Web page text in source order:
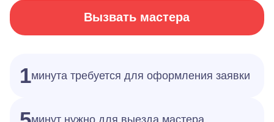
Вызвать мастера
1минута требуется для оформления заявки
минут нужно для выезда мастера